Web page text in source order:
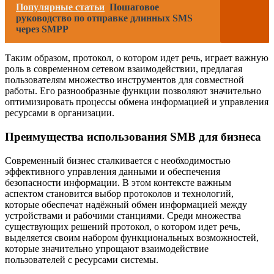
Популярные статьи Пошаговое
руководство по отправке длинных SMS
через SMPP
Таким образом, протокол, о котором идет речь, играет важную
роль в современном сетевом взаимодействии, предлагая
пользователям множество инструментов для совместной
работы. Его разнообразные функции позволяют значительно
оптимизировать процессы обмена информацией и управления
ресурсами в организации.
Преимущества использования SMB для бизнеса
Современный бизнес сталкивается с необходимостью
эффективного управления данными и обеспечения
безопасности информации. В этом контексте важным
аспектом становится выбор протоколов и технологий,
которые обеспечат надёжный обмен информацией между
устройствами и рабочими станциями. Среди множества
существующих решений протокол, о котором идет речь,
выделяется своим набором функциональных возможностей,
которые значительно упрощают взаимодействие
пользователей с ресурсами системы.